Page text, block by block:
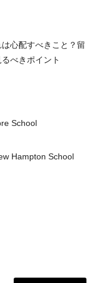
心配すべきこと？留
べきポイント
School
Hampton School